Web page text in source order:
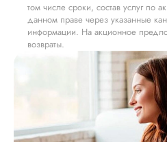
том числе сроки, состав услуг по
данном праве через указанные
информации. На акционное
возвраты.